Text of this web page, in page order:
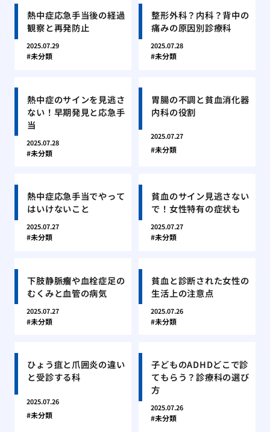
熱中症応急手当後の経過
観察と再発防止
2025.07.29
未分類
整形外科？内科？背中の
痛みの原因別診療科
2025.07.28
未分類
熱中症のサインを見逃さ
ない！早期発見と応急手
当
2025.07.28
未分類
胃腸の不調と貧血消化器
内科の役割
2025.07.27
未分類
熱中症応急手当でやって
はいけないこと
2025.07.27
未分類
貧血のサイン見逃さない
で！女性特有の症状も
2025.07.27
未分類
下肢静脈瘤や血栓症足の
むくみと血管の病気
2025.07.27
未分類
貧血と診断された女性の
生活上の注意点
2025.07.26
未分類
ひょう疽と爪囲炎の違い
と受診する科
2025.07.26
未分類
子どものADHDどこで診
てもらう？診療科の選び
方
2025.07.26
未分類